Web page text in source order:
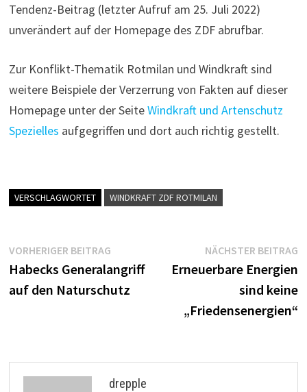
Tendenz-Beitrag (letzter Aufruf am 25. Juli 2022)
unverändert auf der Homepage des ZDF abrufbar.
Zur Konflikt-Thematik Rotmilan und Windkraft sind
weitere Beispiele der Verzerrung von Fakten auf dieser
Homepage unter der SeiteWindkraft und Artenschutz
Spezielles aufgegriffen und dort auch richtig gestellt.
VERSCHLAGWORTET WINDKRAFT ZDF ROTMILAN
Beitragsnavigation
VORHERIGER BEITRAGVorheriger
Beitrag:
Habecks Generalangriff
auf den Naturschutz
NÄCHSTER BEITRAG
Erneuerbare Energien
sind keine
„Friedensenergien“
drepple